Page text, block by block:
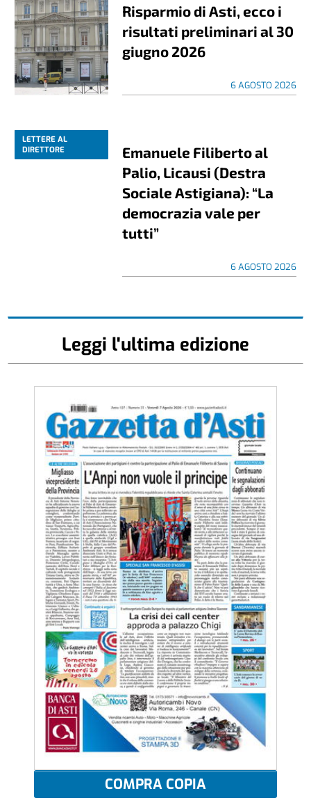
Risparmio di Asti, ecco i
risultati preliminari al 30
giugno 2026
6 AGOSTO 2026
LETTERE AL
DIRETTORE
Emanuele Filiberto al
Palio, Licausi (Destra
Sociale Astigiana): “La
democrazia vale per
tutti”
6 AGOSTO 2026
Leggi l'ultima edizione
COMPRA COPIA